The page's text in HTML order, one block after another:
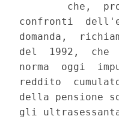
che,
confronti
domanda,
del  1992,
norma  oggi
reddito
della pensione
gli